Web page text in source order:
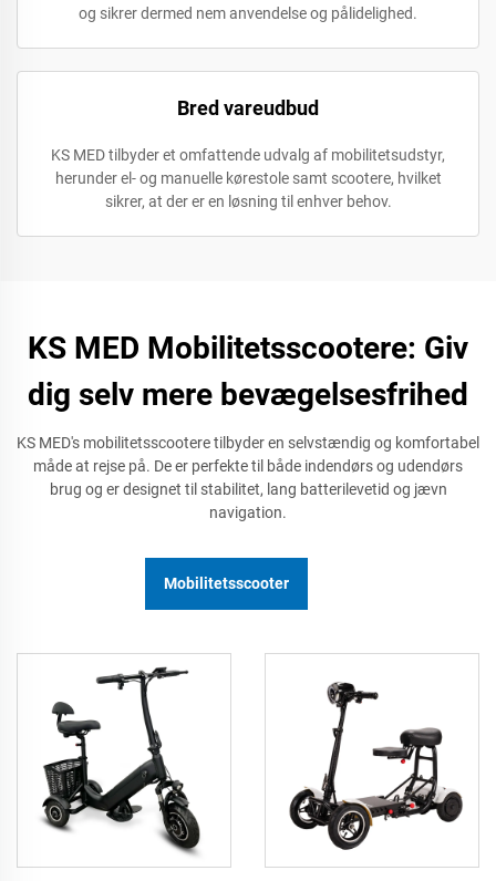
og sikrer dermed nem anvendelse og pålidelighed.
Bred vareudbud
KS MED tilbyder et omfattende udvalg af mobilitetsudstyr,
herunder el- og manuelle kørestole samt scootere, hvilket
sikrer, at der er en løsning til enhver behov.
KS MED Mobilitetsscootere: Giv
dig selv mere bevægelsesfrihed
KS MED's mobilitetsscootere tilbyder en selvstændig og komfortabel
måde at rejse på. De er perfekte til både indendørs og udendørs
brug og er designet til stabilitet, lang batterilevetid og jævn
navigation.
Mobilitetsscooter